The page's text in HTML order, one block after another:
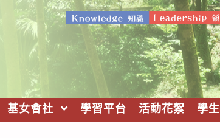
基女會社 學習平台 活動花絮 學